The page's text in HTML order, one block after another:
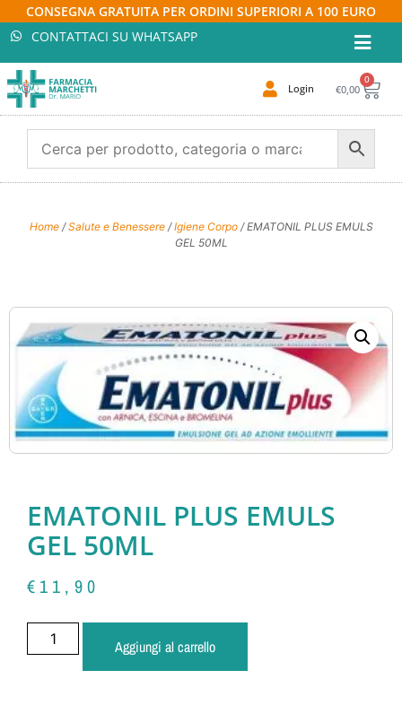
CONSEGNA GRATUITA PER ORDINI SUPERIORI A 100 EURO
CONTATTACI SU WHATSAPP
Login €0,00
0
Home/Salute e Benessere/Igiene Corpo/ EMATONIL PLUS EMULS
GEL 50ML
EMATONIL PLUS EMULS
GEL 50ML
€ 11,90
Aggiungi al carrello